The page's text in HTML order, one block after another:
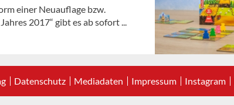
einer Neuauflage bzw.
2017“ gibt es ab sofort ...
Datenschutz Mediadaten Impressum Instagram